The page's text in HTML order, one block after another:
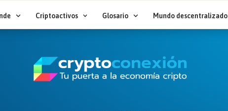
Criptoactivos Glosario Mundo descentralizado